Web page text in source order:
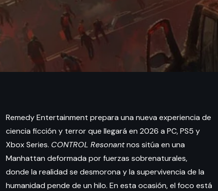
Remedy Entertainment prepara una nueva experiencia de
ciencia ficción y terror que llegará en 2026 a PC, PS5 y
Xbox Series. CONTROL Resonantnos sitúa en una
Manhattan deformada por fuerzas sobrenaturales,
donde la realidad se desmorona y la supervivencia de la
humanidad pende de un hilo. En esta ocasión, el foco está